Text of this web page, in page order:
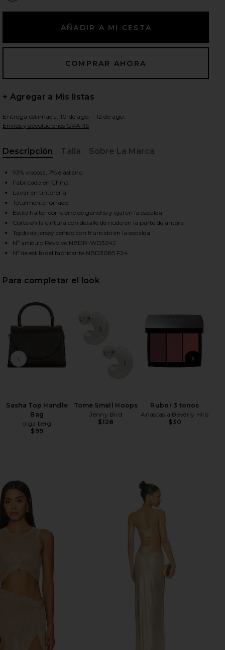
2 of 3 VESTIDO LARGO THE DONYALE in Brown
+ Agregar a Mis listas
Entrega estimada: 10 de ago. - 12 de ago.
Envíos y devoluciones GRATIS
Descripción
Talla Sobre La Marca
93% viscosa, 7% elastano
Fabricado en China
Lavar en tintorería
Totalmente forrado
Estilo halter con cierre de gancho y ojal en la espalda
Corte en la cintura con detalle de nudo en la parte delantera
Tejido de jersey ceñido con fruncido en la espalda
Nº artículo Revolve NBDR-WD3242
Nº de estilo del fabricante NBD3085 F24
Para completar el look
DIAPOSITIVA ANTERIOR
Sasha Top Handle
Bag
olga berg
$99
Tome Small Hoops
Jenny Bird
$128
Rubor 3 tonos
Anastasia Beverly Hills
$30